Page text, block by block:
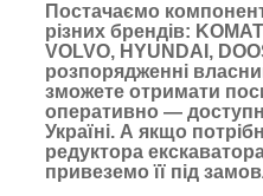
Постачаємо
різних брендів:
VOLVO, HYUNDAI,
розпорядженні
зможете отримати
оперативно —
Україні. А якщо
редуктора
привеземо її під